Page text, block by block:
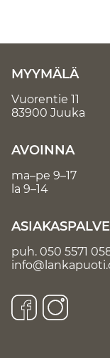
MYYMÄLÄ
Vuorentie 11
83900 Juuka
AVOINNA
ma–pe 9–17
la 9–14
puh. 050 5571